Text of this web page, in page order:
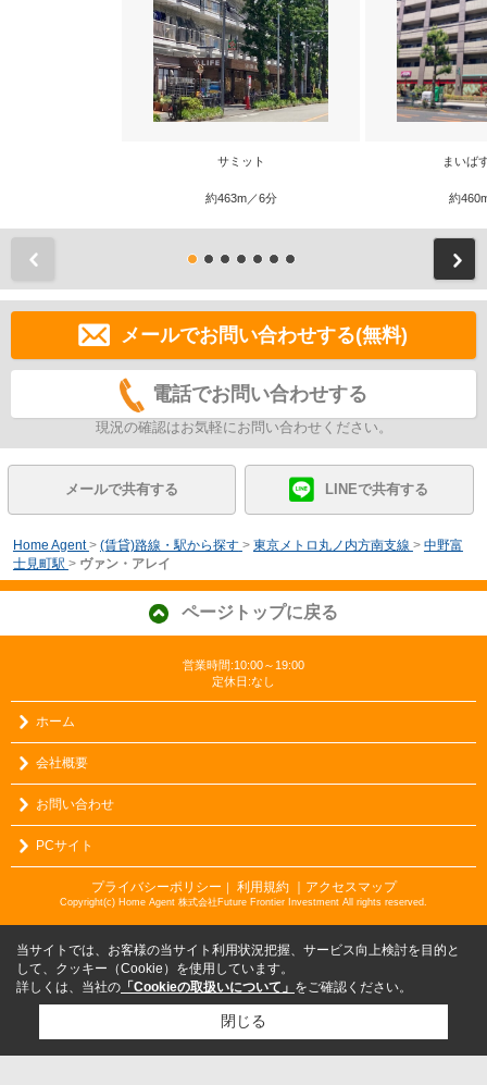
サミット
約463m／6分
まいば
約
メールでお問い合わせする(無料)
電話でお問い合わせする
現況の確認はお気軽にお問い合わせください。
メールで共有する LINEで共有する
Home Agent > (賃貸)路線・駅から探す > 東京メトロ丸ノ内方南支線 > 中野富
士見町駅 > ヴァン・アレイ
ページトップに戻る
営業時間:10:00～19:00
定休日:なし
ホーム
会社概要
お問い合わせ
PCサイト
プライバシーポリシー 利用規約 ｜アクセスマップ
Copyright(c) Home Agent 株式会社Future Frontier Investment All rights reserved.
当サイトでは、お客様の当サイト利用状況把握、サービス向上検討を目的と
して、クッキー（Cookie）を使用しています。
詳しくは、当社の 「Cookieの取扱いについて」 をご確認ください。
閉じる